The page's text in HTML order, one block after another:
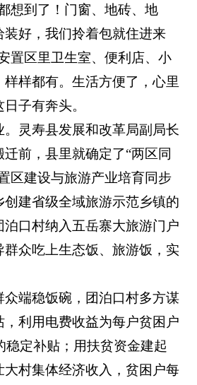
想到了！门窗、地砖、地
装好，我们拎着包就住进来
置区里卫生室、便利店、小
样都有。生活方便了，心里
子有奔头。
。灵寿县发展和改革局副局长
前，县里就确定了“两区同
区建设与旅游产业培育同步
建省级全域旅游示范乡镇的
口村纳入五岳寨大旅游门户
群众吃上生态饭、旅游饭，实
众端稳饭碗，团泊口村多方谋
利用电费收益为每户贫困户
稳定补贴；用扶贫资金建起
村集体经济收入，贫困户每